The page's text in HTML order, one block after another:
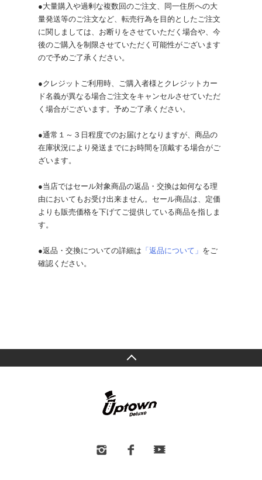
●大量購入や過剰な複数回のご注文、同一住所への大
量発送等のご注文など、転売行為を目的としたご注文
に関しましては、お断りをさせていただく場合や、今
後のご購入を制限させていただく可能性がございます
ので予めご了承ください。
●クレジットご利用時、ご購入者様とクレジットカー
ド名義が異なる場合ご注文をキャンセルさせていただ
く場合がございます。予めご了承ください。
●通常１～３日程度でのお届けとなりますが、商品の
在庫状況により発送までにお時間を頂戴する場合がご
ざいます。
●当店ではセール対象商品の返品・交換は如何なる理
由においてもお受け出来ません。セール商品は、定価
よりも販売価格を下げてご提供している商品を指しま
す。
●返品・交換についての詳細は 「返品について」 をご
確認ください。